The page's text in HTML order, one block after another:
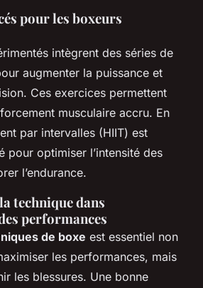
pour les boxeurs
intègrent des séries de
augmenter la puissance et
Ces exercices permettent
musculaire accru. En
par intervalles (HIIT) est
pour optimiser l’intensité des
l’endurance.
technique dans
performances
de boxe est essentiel non
les performances, mais
les blessures. Une bonne